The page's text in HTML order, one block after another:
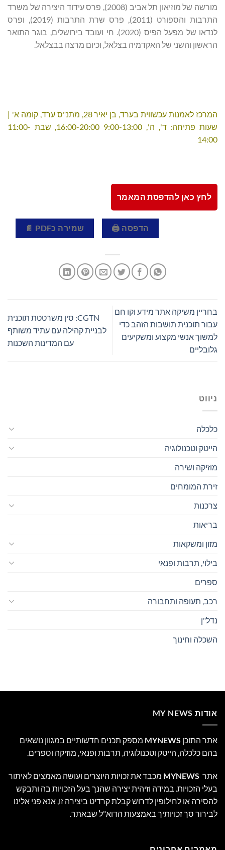
מורשה של מוזיאון תל אביב (2008), פרס עידוד היצירה של משרד
התרבות והספורט (2011), פרס שרת התרבות (2019), ופרס
לנדאו של מפעל הפיס (2020). חי ועובד בירושלים, בוגר התואר
הראשון והשני של האקדמיה בצלאל, וכיום מרצה בבצלאל.
המרכז לאמנות עכשווית בערד, בן יאיר 28, מתנ"ס ערד, קומה א' |
שעות פתיחה: ד', ה', 9:00-13:00 16:00-20:00, שבת 11:00-
14:00
לחץ כאן להדפסת המאמר
הדפסה 🖨 שמירה כPDF 📄
בחריין משיקה אתר מידע וקו חם
עבור תוכנית תושבות הזהב כדי
למשוך אנשי מקצוע ומשקיעים
גלובליים
CGTN: סין משרטטת תוכנית
לבניית קהילה עם עתיד משותף
עם המדינות השכנות
ניווט
כלכלה
הייטק וטכנולוגיה
מוזיקה ושירה
זירת המומחים
צרכנות
בריאות
מזון ומשקאות
בילוי, תרבות ופנאי
ספרים
רכב, תעופה ותחבורה
נדל"ן
השכלה וחינוך
אודות MY NEWS
אתר התוכן MYNEWS מספק תכנים חדשותיים במגוון נושאים
בהם כלכלה, הייטק וטכנולוגיה, תרבות ופנאי, מוזיקה וספרים.
אתר MYNEWS מכבד את זכויות היוצרים ועושה מאמצים לאיתור
בעלי הזכויות. במידה וזיהית יצירה שהנך בעל הזכויות בה ותבקש
להסירה או לחילופין לדרוש קבלת קרדיט ביצירה זו, אנא פני אלינו
לבירור סך זכויותיך באמצעות הדוא"ל שבאתר.